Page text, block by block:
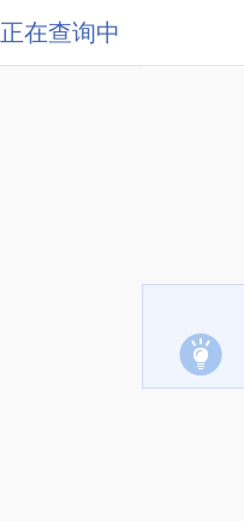
正在查询中